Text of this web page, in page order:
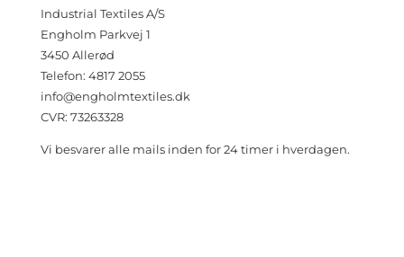
Industrial Textiles A/S
Engholm Parkvej 1
3450 Allerød
Telefon: 4817 2055
info@engholmtextiles.dk
CVR: 73263328
Vi besvarer alle mails inden for 24 timer i hverdagen.